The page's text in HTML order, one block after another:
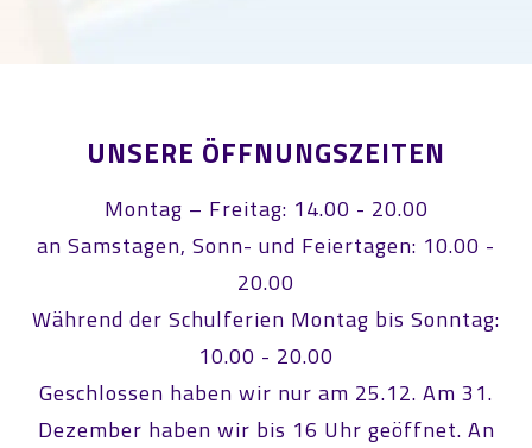
UNSERE ÖFFNUNGSZEITEN
Montag – Freitag: 14.00 - 20.00
an Samstagen, Sonn- und Feiertagen: 10.00 -
20.00
Während der Schulferien Montag bis Sonntag:
10.00 - 20.00
Geschlossen haben wir nur am 25.12. Am 31.
Dezember haben wir bis 16 Uhr geöffnet. An